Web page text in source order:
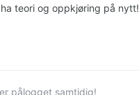
teori og oppkjøring på nytt!
pålogget samtidig!